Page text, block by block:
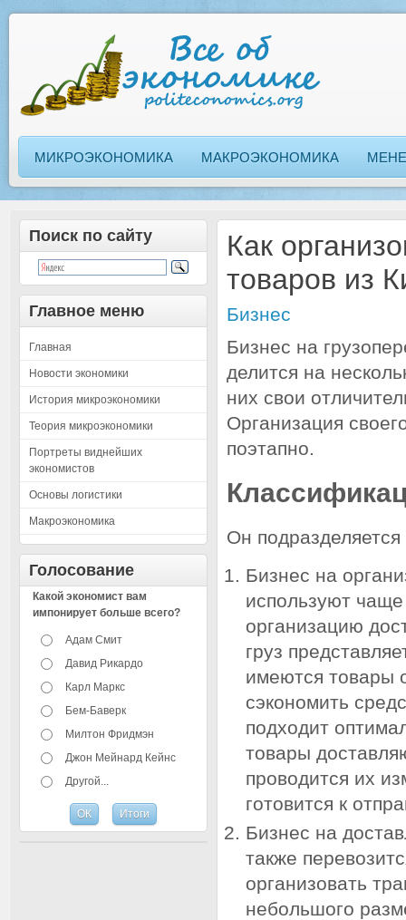
МИКРОЭКОНОМИКА МАКРОЭКОНОМИКА
Поиск по сайту
Главное меню
Главная
Новости экономики
История микроэкономики
Теория микроэкономики
Портреты виднейших
экономистов
Основы логистики
Макроэкономика
Голосование
Какой экономист вам
импонирует больше всего?
Адам Смит
Давид Рикардо
Карл Маркс
Бем-Баверк
Милтон Фридмэн
Джон Мейнард Кейнс
Другой...
Как
товаров из
Бизнес
Бизнес на
делится на
них свои
Организация
поэтапно.
Он
Бизнес на
используют
организацию
груз
имеются товары
сэкономить
подходит
товары
проводится их
готовится к
Бизнес на
также
организовать
небольшого